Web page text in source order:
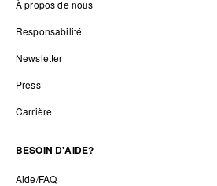
À propos de nous
Responsabilité
Newsletter
Press
Carrière
BESOIN D'AIDE?
Aide/FAQ